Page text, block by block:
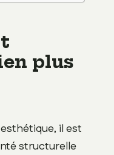
plus
esthétique, il est
structurelle